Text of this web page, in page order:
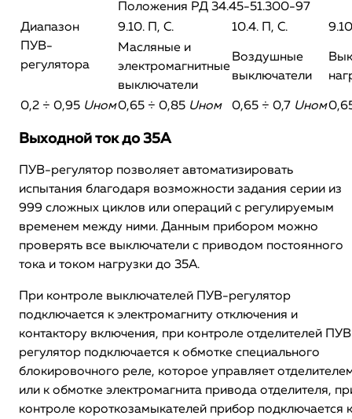
Диапазон
ПУВ-
регулятора
Положения РД 34.45-51.300-97
9.10. П, С.
10.4. П, С.
Масляные и
электромагнитные
выключатели
Воздушные
выключатели
0,2 ÷ 0,95 Uном0,65 ÷ 0,85 Uном 0,65 ÷ 0,7 Uном
Выходной ток до 35А
ПУВ-регулятор позволяет автоматизировать
испытания благодаря возможности задания серии из
999 сложных циклов или операций с регулируемым
временем между ними. Данным прибором можно
проверять все выключатели с приводом постоянного
тока и током нагрузки до 35А.
При контроле выключателей ПУВ-регулятор
подключается к электромагниту отключения и
контактору включения, при контроле отделителей
регулятор подключается к обмотке специального
блокировочного реле, которое управляет
или к обмотке электромагнита привода отделителя,
контроле короткозамыкателей прибор подключается к